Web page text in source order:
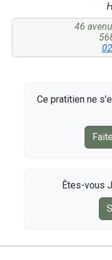
46
Ce pratitien ne
Êtes-vous